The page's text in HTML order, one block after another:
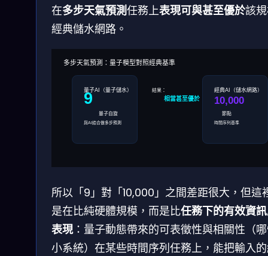
在多步天氣預測任務上表現可與甚至優於該
經典儲水網路。
多步天氣預測：量子模型對照經典基準
量子AI（量子儲水）
9
量子自旋
與AI結合做多步預測
經典AI（儲水網路）
10,000
節點
時間序列基準
結果：
相當甚至優於
所以「9」對「10,000」之間差距很大，但這
是在比純硬體規模，而是比任務下的有效資
表現：量子動態帶來的可表徵性與相關性（
小系統）在某些時間序列任務上，能把輸入